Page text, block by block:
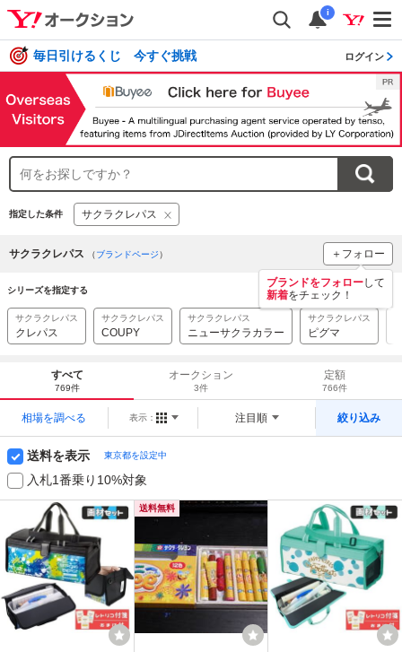
i
毎日引けるくじ 今すぐ挑戦 ログイン
指定した条件 サクラクレパス
サクラクレパス （ブランドページ） ＋フォロー
ブランドをフォローして
新着をチェック！
シリーズを指定する
サクラクレパス
クレパス
サクラクレパス
COUPY
サクラクレパス
ニューサクラカラー
サクラクレパス
ピグマ
すべて
769件
オークション
3件
定額
766件
相場を調べる 表示： 注目順 絞り込み
送料を表示 東京都を設定中
入札1番乗り10%対象
送料無料